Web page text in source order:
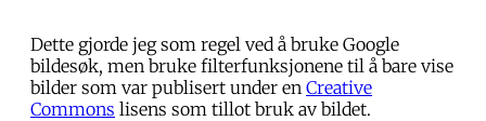
Dette gjorde jeg som regel ved å bruke Google
bildesøk, men bruke filterfunksjonene til å bare vise
bilder som var publisert under en Creative
Commons lisens som tillot bruk av bildet.